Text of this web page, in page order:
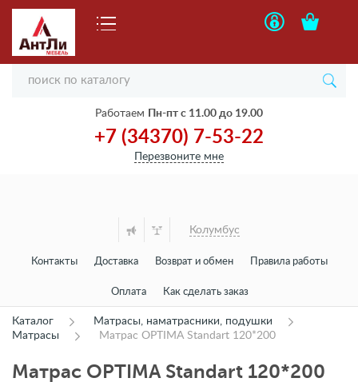
Работаем Пн-пт с 11.00 до 19.00
+7 (34370) 7-53-22
Перезвоните мне
Колумбус
Контакты Доставка Возврат и обмен Правила работы
Оплата Как сделать заказ
Каталог
Матрасы, наматрасники, подушки
Матрасы
Матрас OPTIMA Standart 120*200
Матрас OPTIMA Standart 120*200